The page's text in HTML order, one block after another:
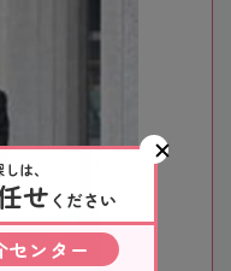
は、
せください
センター